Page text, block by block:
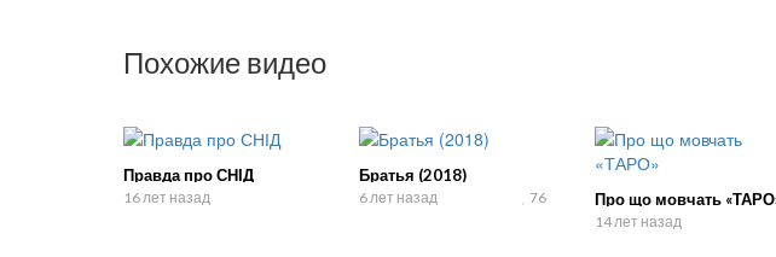
Похожие видео
Правда про СНІД
16 лет назад
Братья (2018)
6 лет назад 76 Про що мовчать
14 лет назад